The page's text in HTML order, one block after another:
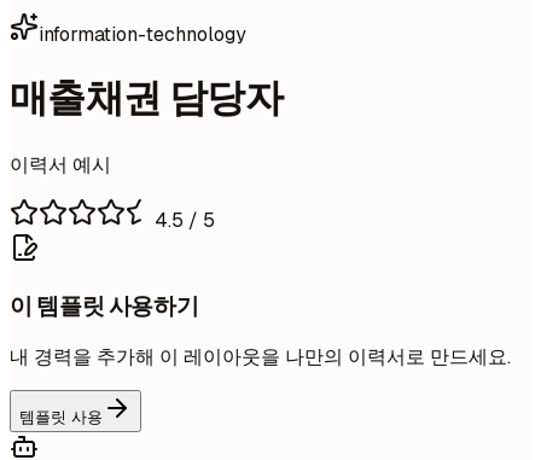
information-technology
매출채권 담당자
이력서 예시
4.5 / 5
이 템플릿 사용하기
내 경력을 추가해 이 레이아웃을 나만의 이력서로 만드세요.
템플릿 사용